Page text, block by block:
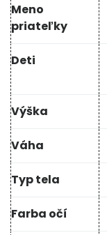
Meno
priateľky
Deti
Výška
Váha
Typ tela
Farba očí